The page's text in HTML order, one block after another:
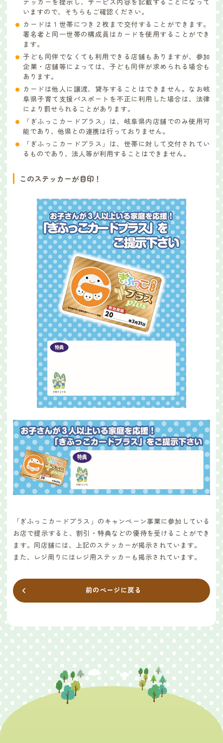
いますので、そちらもご確認ください。
カードは１世帯につき２枚まで交付することができます。
署名者と同一世帯の構成員はカードを使用することができ
ます。
子ども同伴でなくても利用できる店舗もありますが、参加
企業・店舗等によっては、子ども同伴が求められる場合も
あります。
カードは他人に譲渡、貸与することはできません。なお岐
阜県子育て支援パスポートを不正に利用した場合は、法律
により罰せられることがあります。
「ぎふっこカードプラス」は、岐阜県内店舗でのみ使用可
能であり、他県との連携は行っておりません。
「ぎふっこカードプラス」は、世帯に対して交付されてい
るものであり、法人等が利用することはできません。
このステッカーが目印！
「ぎふっこカードプラス」のキャンペーン事業に参加している
お店で提示すると、割引・特典などの優待を受けることができ
ます。同店舗には、上記のステッカーが掲示されています。
また、レジ周りにはレジ用ステッカーも掲示されています。
前のページに戻る